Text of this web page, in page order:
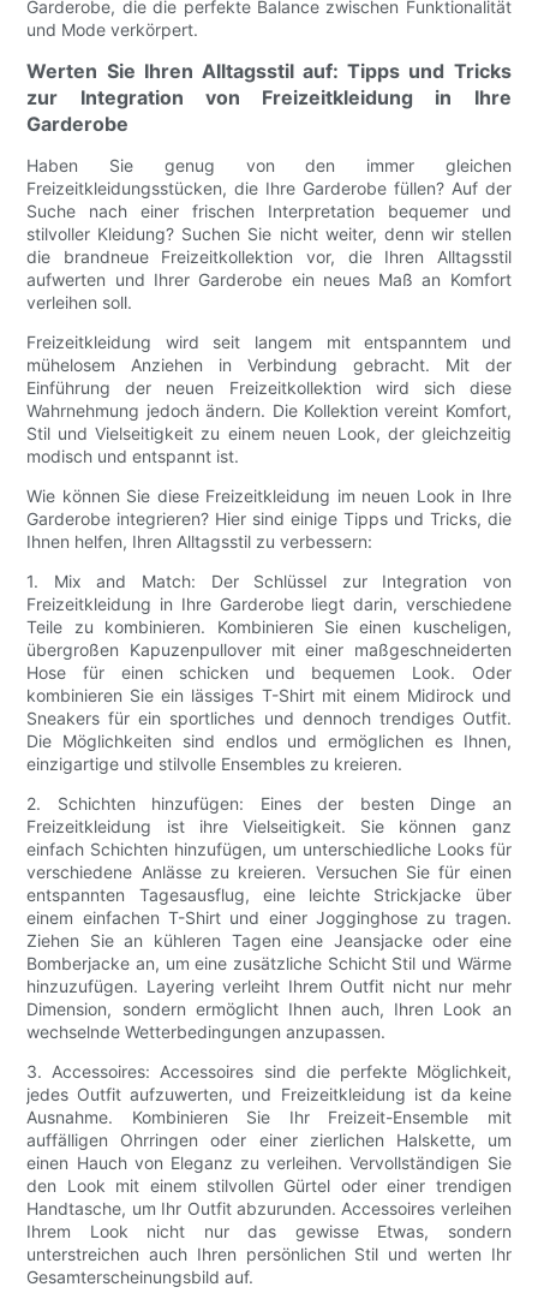
Garderobe, die die perfekte Balance zwischen Funktionalität
und Mode verkörpert.
Werten Sie Ihren Alltagsstil auf: Tipps und Tricks
zur Integration von Freizeitkleidung in Ihre
Garderobe
Haben Sie genug von den immer gleichen
Freizeitkleidungsstücken, die Ihre Garderobe füllen? Auf der
Suche nach einer frischen Interpretation bequemer und
stilvoller Kleidung? Suchen Sie nicht weiter, denn wir stellen
die brandneue Freizeitkollektion vor, die Ihren Alltagsstil
aufwerten und Ihrer Garderobe ein neues Maß an Komfort
verleihen soll.
Freizeitkleidung wird seit langem mit entspanntem und
mühelosem Anziehen in Verbindung gebracht. Mit der
Einführung der neuen Freizeitkollektion wird sich diese
Wahrnehmung jedoch ändern. Die Kollektion vereint Komfort,
Stil und Vielseitigkeit zu einem neuen Look, der gleichzeitig
modisch und entspannt ist.
Wie können Sie diese Freizeitkleidung im neuen Look in Ihre
Garderobe integrieren? Hier sind einige Tipps und Tricks, die
Ihnen helfen, Ihren Alltagsstil zu verbessern:
1. Mix and Match: Der Schlüssel zur Integration von
Freizeitkleidung in Ihre Garderobe liegt darin, verschiedene
Teile zu kombinieren. Kombinieren Sie einen kuscheligen,
übergroßen Kapuzenpullover mit einer maßgeschneiderten
Hose für einen schicken und bequemen Look. Oder
kombinieren Sie ein lässiges T-Shirt mit einem Midirock und
Sneakers für ein sportliches und dennoch trendiges Outfit.
Die Möglichkeiten sind endlos und ermöglichen es Ihnen,
einzigartige und stilvolle Ensembles zu kreieren.
2. Schichten hinzufügen: Eines der besten Dinge an
Freizeitkleidung ist ihre Vielseitigkeit. Sie können ganz
einfach Schichten hinzufügen, um unterschiedliche Looks für
verschiedene Anlässe zu kreieren. Versuchen Sie für einen
entspannten Tagesausflug, eine leichte Strickjacke über
einem einfachen T-Shirt und einer Jogginghose zu tragen.
Ziehen Sie an kühleren Tagen eine Jeansjacke oder eine
Bomberjacke an, um eine zusätzliche Schicht Stil und Wärme
hinzuzufügen. Layering verleiht Ihrem Outfit nicht nur mehr
Dimension, sondern ermöglicht Ihnen auch, Ihren Look an
wechselnde Wetterbedingungen anzupassen.
3. Accessoires: Accessoires sind die perfekte Möglichkeit,
jedes Outfit aufzuwerten, und Freizeitkleidung ist da keine
Ausnahme. Kombinieren Sie Ihr Freizeit-Ensemble mit
auffälligen Ohrringen oder einer zierlichen Halskette, um
einen Hauch von Eleganz zu verleihen. Vervollständigen Sie
den Look mit einem stilvollen Gürtel oder einer trendigen
Handtasche, um Ihr Outfit abzurunden. Accessoires verleihen
Ihrem Look nicht nur das gewisse Etwas, sondern
unterstreichen auch Ihren persönlichen Stil und werten Ihr
Gesamterscheinungsbild auf.